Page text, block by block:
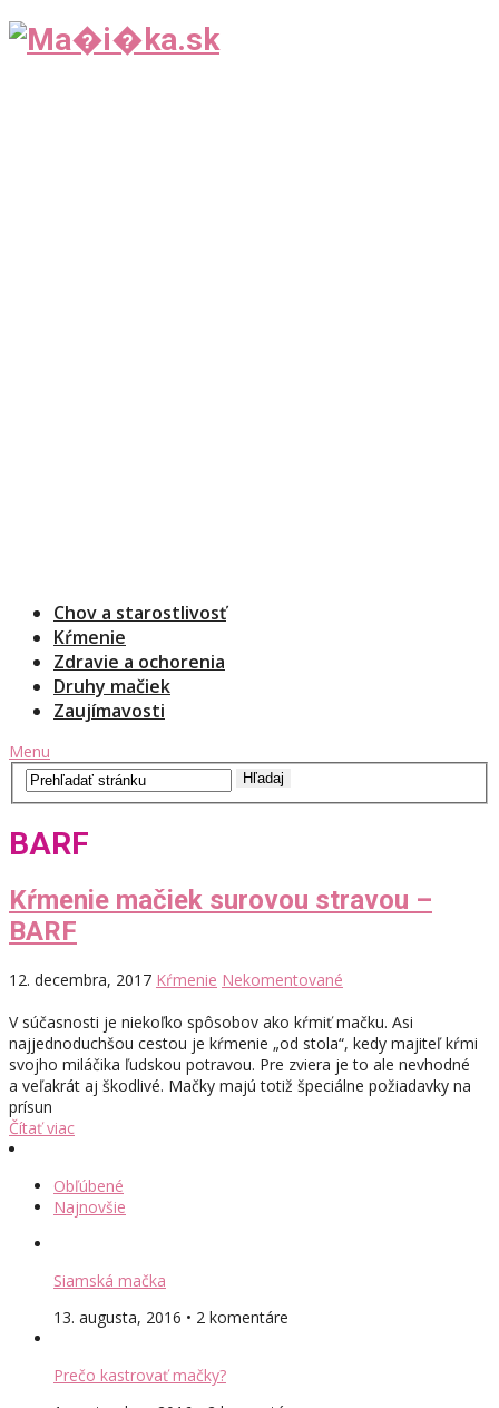
Chov a starostlivosť
Kŕmenie
Zdravie a ochorenia
Druhy mačiek
Zaujímavosti
Menu
BARF
Kŕmenie mačiek surovou stravou –
BARF
12. decembra, 2017 Kŕmenie Nekomentované
V súčasnosti je niekoľko spôsobov ako kŕmiť mačku. Asi
najjednoduchšou cestou je kŕmenie „od stola“, kedy majiteľ kŕmi
svojho miláčika ľudskou potravou. Pre zviera je to ale nevhodné
a veľakrát aj škodlivé. Mačky majú totiž špeciálne požiadavky na
prísun
Čítať viac
Obľúbené
Najnovšie
Siamská mačka
13. augusta, 2016 • 2 komentáre
Prečo kastrovať mačky?